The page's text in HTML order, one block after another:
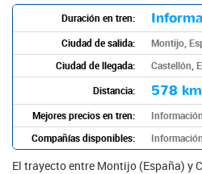
Duración en tren:
Ciudad de salida:
Montijo,
Ciudad de llegada:
Castellón,
Distancia:
578 km
Mejores precios en tren:
Compañías disponibles:
El trayecto entre Montijo (España) y